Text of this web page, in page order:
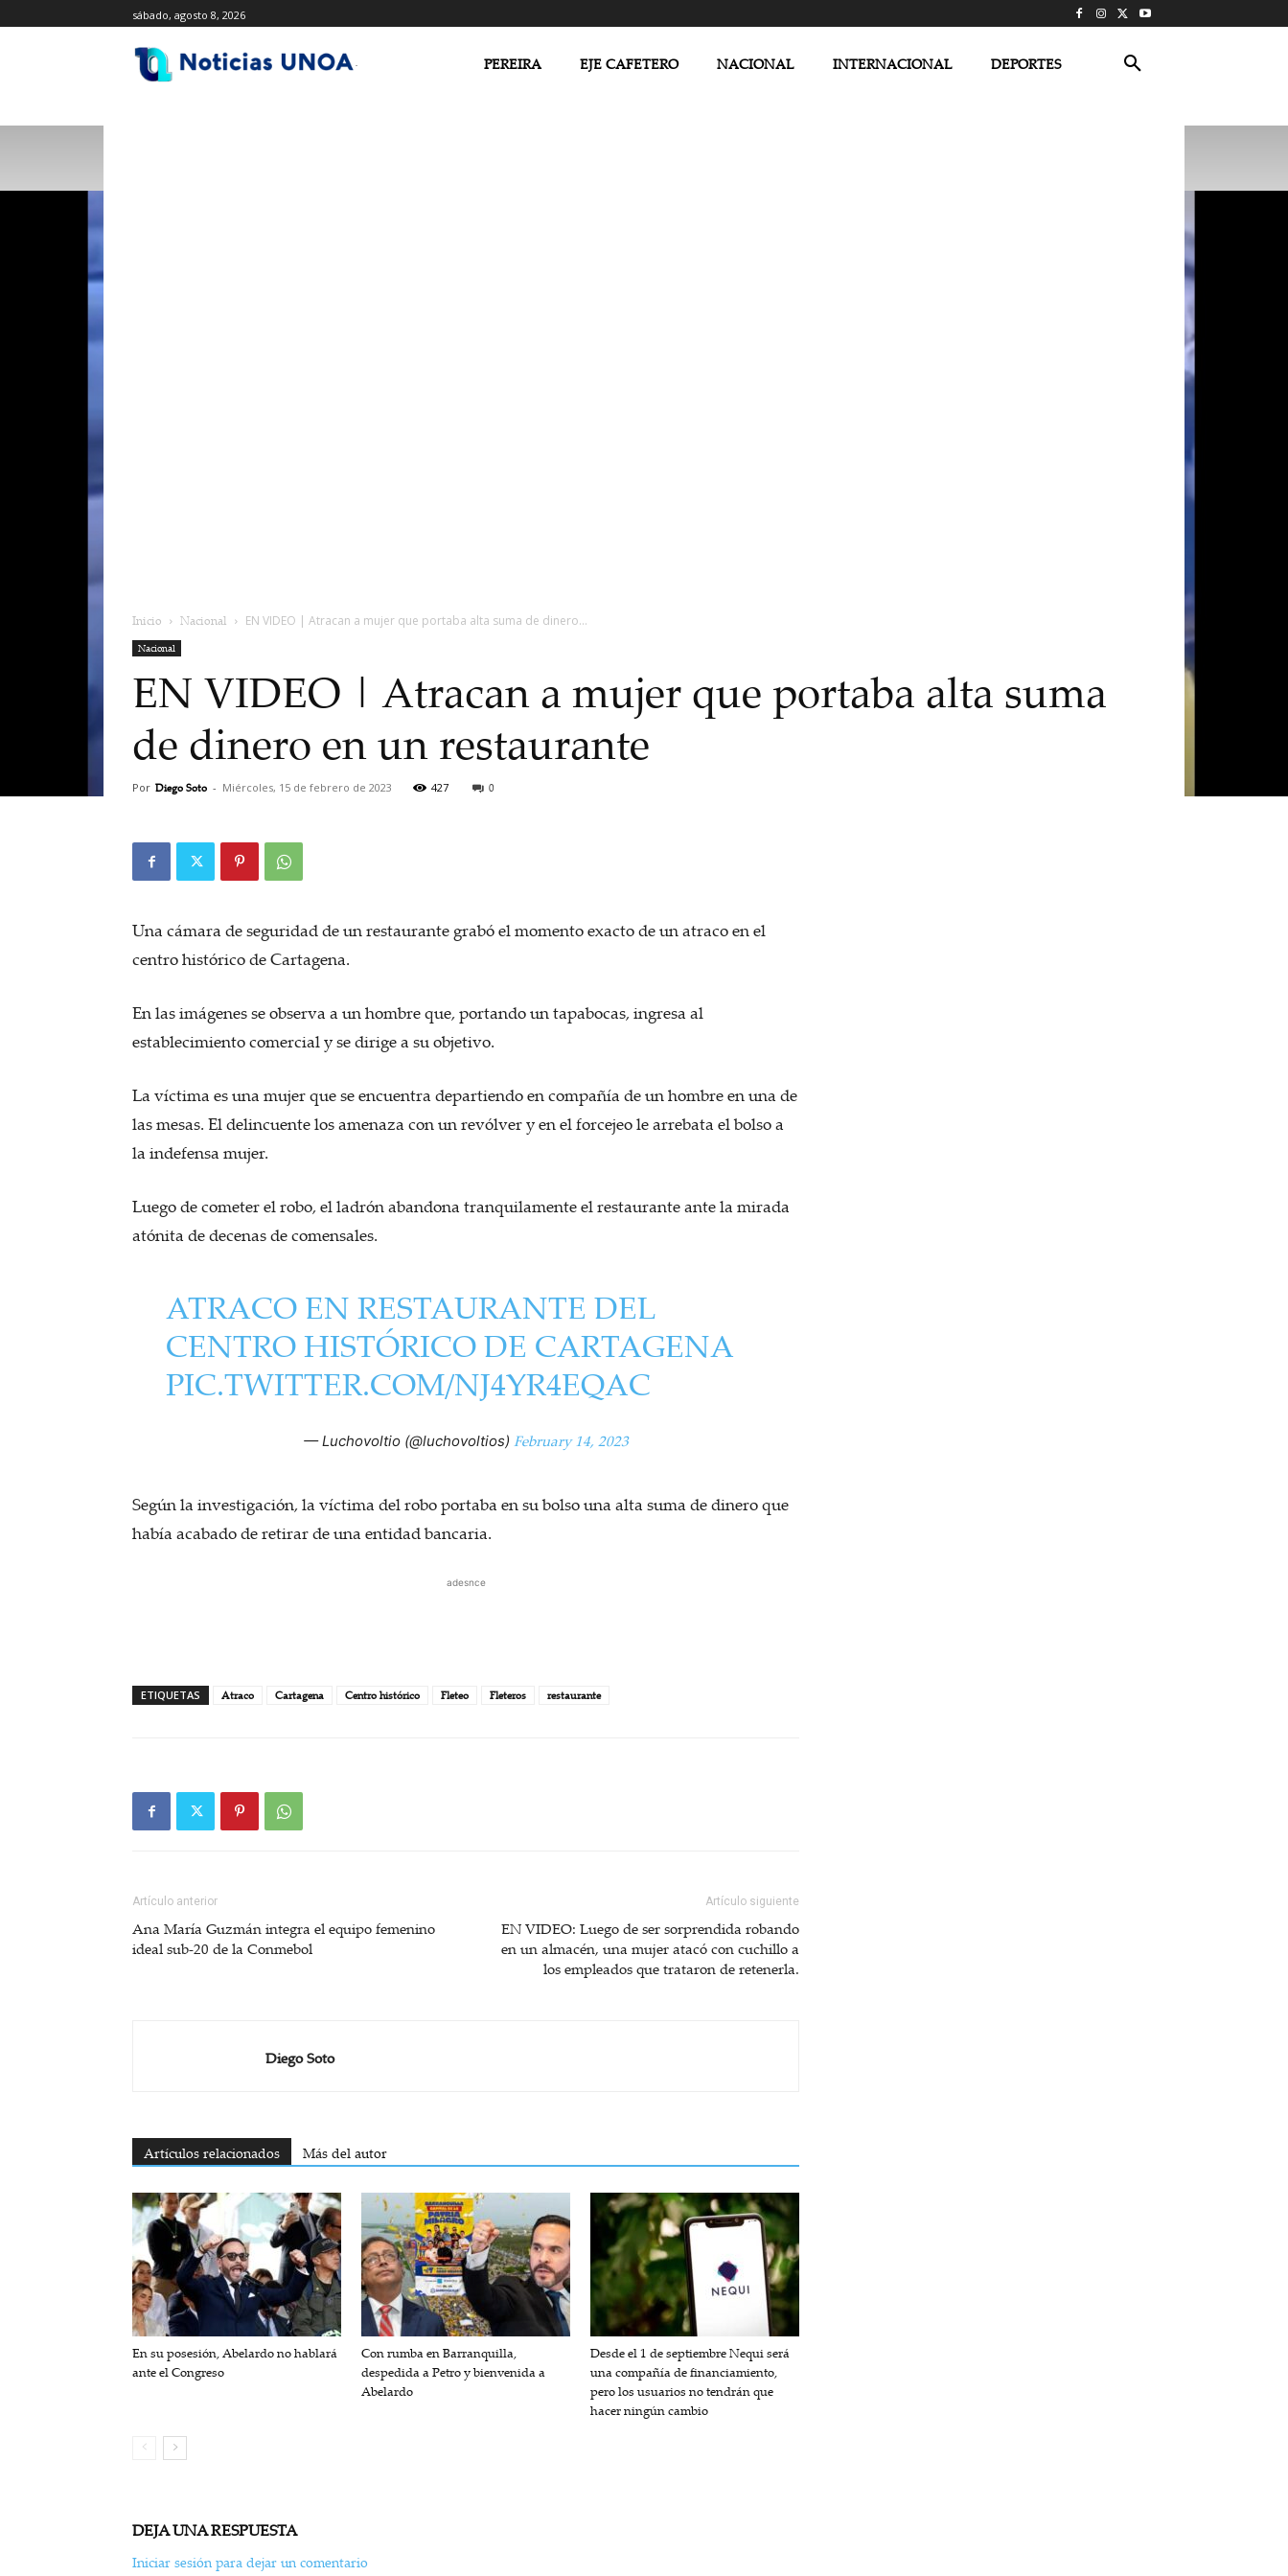
sábado, agosto 8, 2026
PEREIRA EJE CAFETERO NACIONAL INTERNACIONAL DEPORTES
Inicio Nacional EN VIDEO | Atracan a mujer que portaba alta suma de dinero...
Nacional
EN VIDEO | Atracan a mujer que portaba alta suma
de dinero en un restaurante
Por Diego Soto - Miércoles, 15 de febrero de 2023 427 0
Una cámara de seguridad de un restaurante grabó el momento exacto de un atraco en el
centro histórico de Cartagena.
En las imágenes se observa a un hombre que, portando un tapabocas, ingresa al
establecimiento comercial y se dirige a su objetivo.
La víctima es una mujer que se encuentra departiendo en compañía de un hombre en una de
las mesas. El delincuente los amenaza con un revólver y en el forcejeo le arrebata el bolso a
la indefensa mujer.
Luego de cometer el robo, el ladrón abandona tranquilamente el restaurante ante la mirada
atónita de decenas de comensales.
ATRACO EN RESTAURANTE DEL
CENTRO HISTÓRICO DE CARTAGENA
PIC.TWITTER.COM/NJ4YR4EQAC
— Luchovoltio (@luchovoltios) February 14, 2023
Según la investigación, la víctima del robo portaba en su bolso una alta suma de dinero que
había acabado de retirar de una entidad bancaria.
adesnce
ETIQUETAS Atraco Cartagena Centro histórico Fleteo Fleteros restaurante
Artículo anterior
Ana María Guzmán integra el equipo femenino
ideal sub-20 de la Conmebol
Artículo siguiente
EN VIDEO: Luego de ser sorprendida robando
en un almacén, una mujer atacó con cuchillo a
los empleados que trataron de retenerla.
Diego Soto
Artículos relacionados Más del autor
En su posesión, Abelardo no hablará
ante el Congreso
Con rumba en Barranquilla,
despedida a Petro y bienvenida a
Abelardo
Desde el 1 de septiembre Nequi será
una compañía de financiamiento,
pero los usuarios no tendrán que
hacer ningún cambio
DEJA UNA RESPUESTA
Iniciar sesión para dejar un comentario